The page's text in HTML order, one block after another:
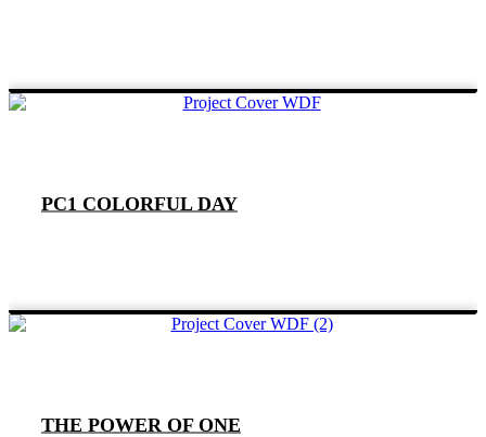
PC1 COLORFUL DAY
THE POWER OF ONE